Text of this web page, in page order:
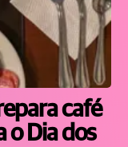
café
o Dia dos